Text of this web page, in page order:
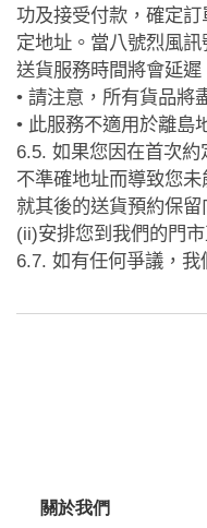
功及接受付款，確定訂
定地址。當八號烈風
送貨服務時間將會延遲
• 請注意，所有貨品將
• 此服務不適用於離島
6.5. 如果您因在首次
不準確地址而導致您
就其後的送貨預約保
(ii)安排您到我們的門
6.7. 如有任何爭議，我
關於我們